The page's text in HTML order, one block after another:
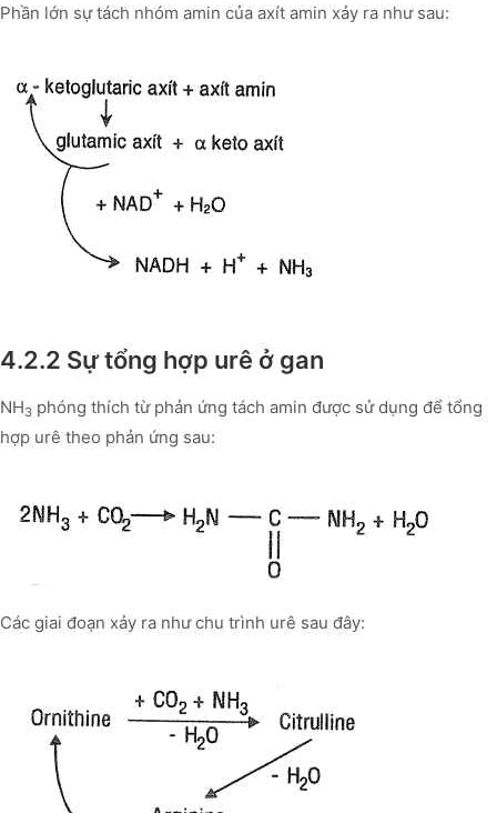
Phần lớn sự tách nhóm amin của axít amin xảy ra như sau:
4.2.2 Sự tổng hợp urê ở gan
NH3 phóng thích từ phản ứng tách amin được sử dụng để tổng
hợp urê theo phản ứng sau:
Các giai đoạn xảy ra như chu trình urê sau đây: